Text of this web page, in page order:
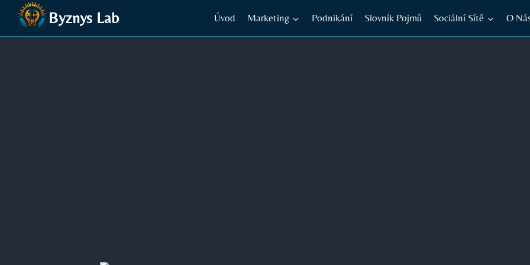
Přeskočit
obsah
Byznys Lab Úvod Marketing Podnikání Slovník Pojmů Sociální Sítě O